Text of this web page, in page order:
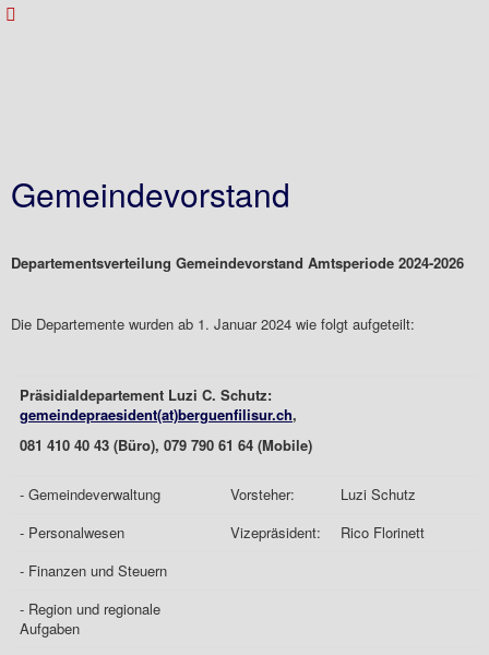
Gemeindevorstand
Departementsverteilung Gemeindevorstand Amtsperiode 2024-2026
Die Departemente wurden ab 1. Januar 2024 wie folgt aufgeteilt:
Präsidialdepartement Luzi C. Schutz:
gemeindepraesident(at)berguenfilisur.ch,
081 410 40 43 (Büro), 079 790 61 64 (Mobile)
- Gemeindeverwaltung Vorsteher:
Luzi Schutz
- Personalwesen
Vizepräsident:
Rico Florinett
- Finanzen und Steuern
- Region und regionale
Aufgaben